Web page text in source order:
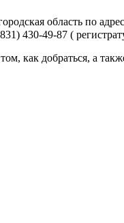
область по
430-49-87 (
как добраться, а